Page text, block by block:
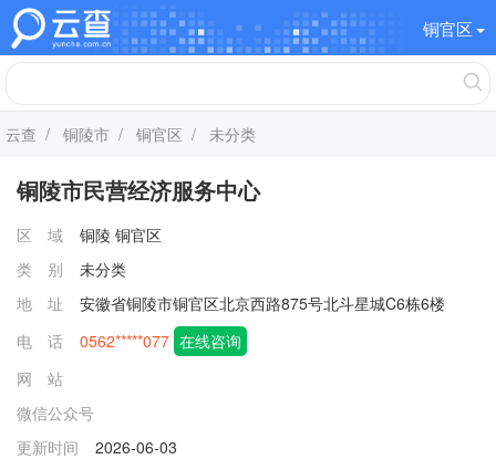
铜官区
云查 / 铜陵市 / 铜官区 / 未分类
铜陵市民营经济服务中心
区 域 铜陵 铜官区
类 别
未分类
地 址
安徽省铜陵市铜官区北京西路875号北斗星城C6栋6楼
电 话
0562*****077 在线咨询
网 站
微信公众号
更新时间
2026-06-03